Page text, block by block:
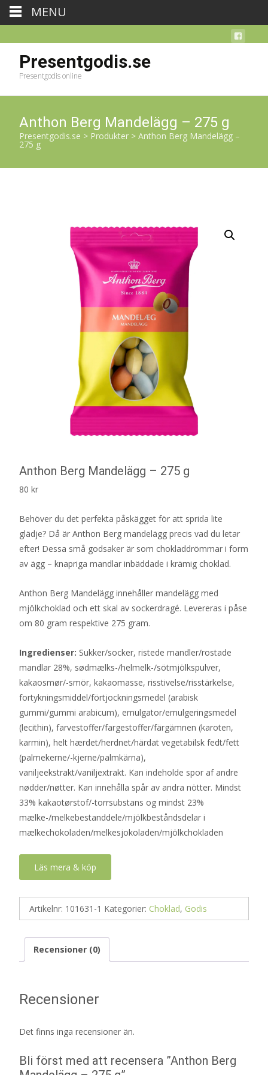
Presentgodis.se
Presentgodis online
Anthon Berg Mandelägg – 275 g
Presentgodis.se > Produkter > Anthon Berg Mandelägg –
275 g
Anthon Berg Mandelägg – 275 g
80 kr
Behöver du det perfekta påskägget för att sprida lite
glädje? Då är Anthon Berg mandelägg precis vad du letar
efter! Dessa små godsaker är som chokladdrömmar i form
av ägg – knapriga mandlar inbäddade i krämig choklad.
Anthon Berg Mandelägg innehåller mandelägg med
mjölkchoklad och ett skal av sockerdragé. Levereras i påse
om 80 gram respektive 275 gram.
Ingredienser: Sukker/socker, ristede mandler/rostade
mandlar 28%, sødmælks-/helmelk-/sötmjölkspulver,
kakaosmør/-smör, kakaomasse, risstivelse/risstärkelse,
fortykningsmiddel/förtjockningsmedel (arabisk
gummi/gummi arabicum), emulgator/emulgeringsmedel
(lecithin), farvestoffer/fargestoffer/färgämnen (karoten,
karmin), helt hærdet/herdnet/härdat vegetabilsk fedt/fett
(palmekerne/-kjerne/palmkärna),
vaniljeekstrakt/vaniljextrakt. Kan indeholde spor af andre
nødder/nøtter. Kan innehålla spår av andra nötter. Mindst
33% kakaotørstof/-torrsubstans og mindst 23%
mælke-/melkebestanddele/mjölkbeståndsdelar i
mælkechokoladen/melkesjokoladen/mjölkchokladen
Läs mera & köp
Artikelnr: 101631-1 Kategorier: Choklad, Godis
Recensioner (0)
Recensioner
Det finns inga recensioner än.
Bli först med att recensera ”Anthon Berg
MENU